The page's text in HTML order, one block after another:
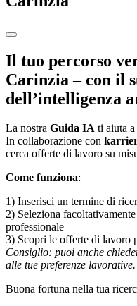
Il tuo percorso
Carinzia – con il
dell’intelligenza
La nostra Guida IA ti aiuta
In collaborazione con
cerca offerte di lavoro su
Come funziona:
1) Inserisci un termine di
2) Seleziona
professionale
3) Scopri le offerte di lavoro
Consiglio: puoi anche
alle tue preferenze lavorative.
Buona fortuna nella tua